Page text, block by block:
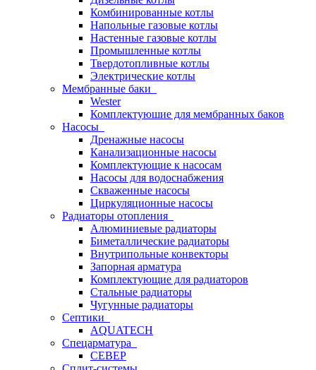
Комбинированные котлы
Напольные газовые котлы
Настенные газовые котлы
Промышленные котлы
Твердотопливные котлы
Электрические котлы
Мембранные баки
Wester
Комплектуюшие для мембранных баков
Насосы
Дренажные насосы
Канализационные насосы
Комплектующие к насосам
Насосы для водоснабжения
Скваженные насосы
Циркуляционные насосы
Радиаторы отопления
Алюминиевые радиаторы
Биметаллические радиаторы
Внутрипольные конвекторы
Запорная арматура
Комплектующие для радиаторов
Стальные радиаторы
Чугунные радиаторы
Септики
AQUATECH
Спецарматура
СЕВЕР